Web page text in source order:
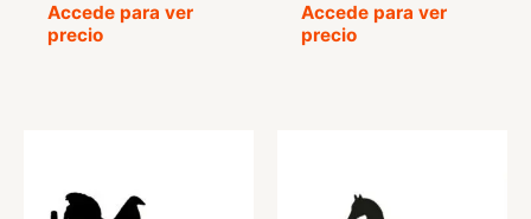
Accede para ver
precio
Accede para ver
precio